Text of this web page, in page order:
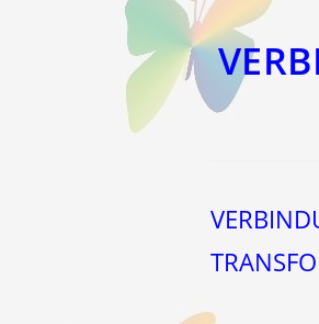
einem
neuen
Fenster
einem
neuen
Fenster